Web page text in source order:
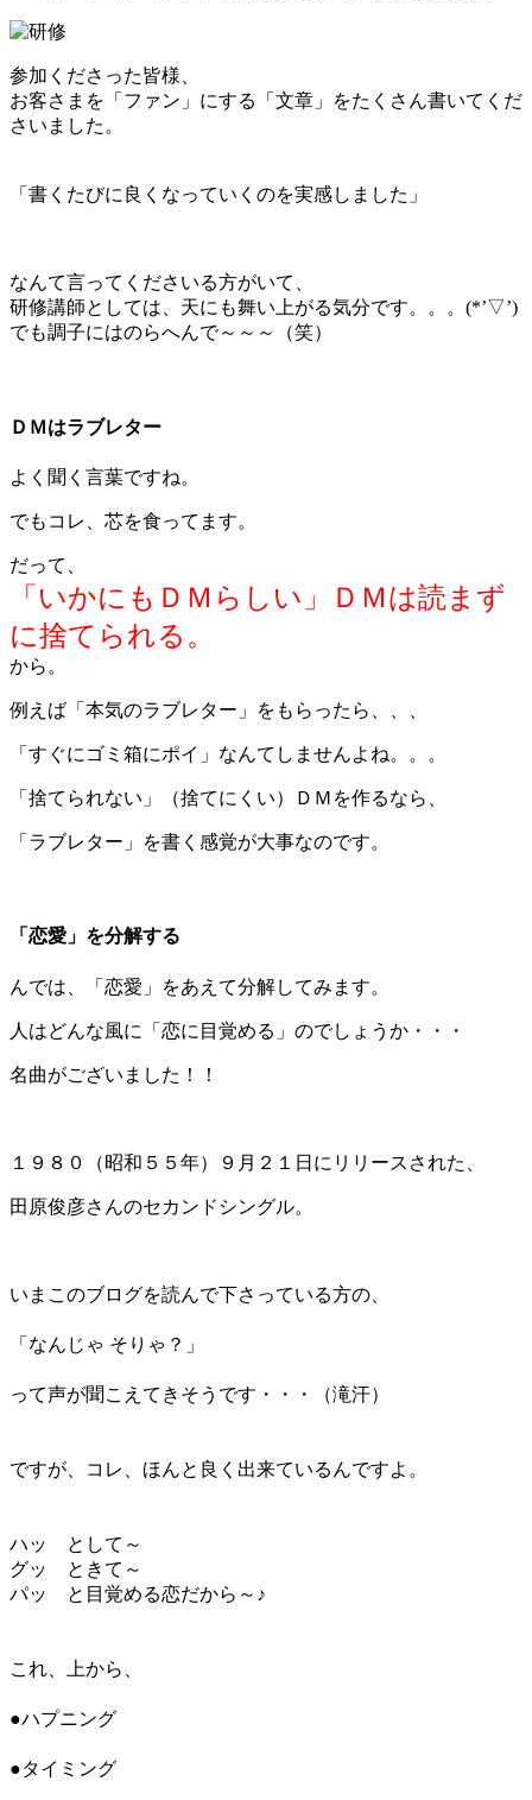
参加くださった皆様、
お客さまを「ファン」にする「文章」をたくさん書いてくだ
さいました。
「書くたびに良くなっていくのを実感しました」
なんて言ってくださいる方がいて、
研修講師としては、天にも舞い上がる気分です。。。(*’▽’)
でも調子にはのらへんで～～～（笑）
ＤＭはラブレター
よく聞く言葉ですね。
でもコレ、芯を食ってます。
だって、
「いかにもＤＭらしい」ＤＭは読まず
に捨てられる。
から。
例えば「本気のラブレター」をもらったら、、、
「すぐにゴミ箱にポイ」なんてしませんよね。。。
「捨てられない」（捨てにくい）ＤＭを作るなら、
「ラブレター」を書く感覚が大事なのです。
「恋愛」を分解する
んでは、「恋愛」をあえて分解してみます。
人はどんな風に「恋に目覚める」のでしょうか・・・
名曲がございました！！
１９８０（昭和５５年）９月２１日にリリースされた、
田原俊彦さんのセカンドシングル。
いまこのブログを読んで下さっている方の、
「なんじゃ そりゃ？」
って声が聞こえてきそうです・・・（滝汗）
ですが、コレ、ほんと良く出来ているんですよ。
ハッ として～
グッ ときて～
パッ と目覚める恋だから～♪
これ、上から、
●ハプニング
●タイミング